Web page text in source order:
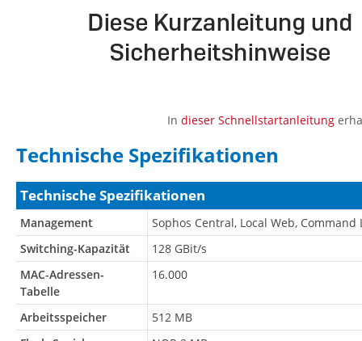
In dieser Schnellstartanleitung
Technische Spezifikationen
Technische Spezifikationen
Management
Sophos Central, Local Web, Command
Switching-Kapazität
128 GBit/s
MAC-Adressen-
Tabelle
16.000
Arbeitsspeicher
512 MB